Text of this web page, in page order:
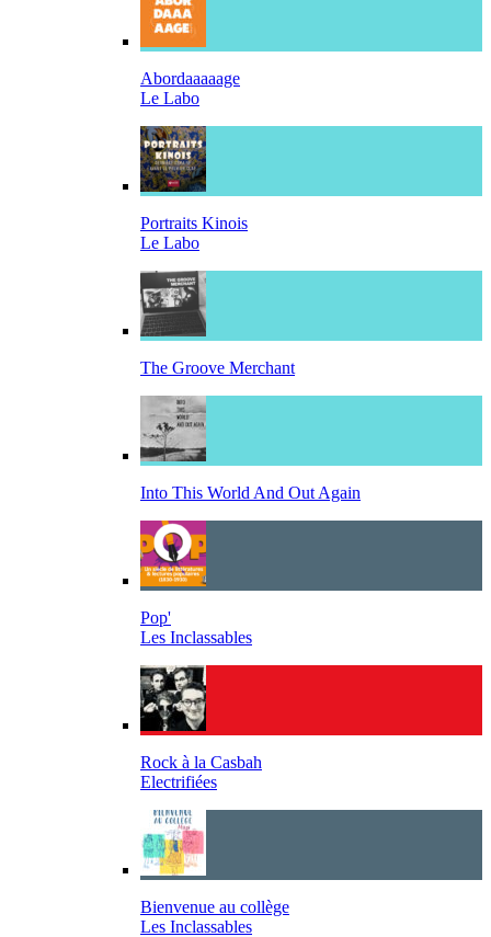
Abordaaaaage
Le Labo
Portraits Kinois
Le Labo
The Groove Merchant
Into This World And Out Again
Pop'
Les Inclassables
Rock à la Casbah
Electrifiées
Bienvenue au collège
Les Inclassables